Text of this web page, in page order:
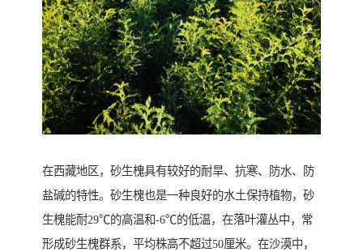
在西藏地区，砂生槐具有较好的耐旱、抗寒、防水、防
盐碱的特性。砂生槐也是一种良好的水土保持植物，砂
生槐能耐29℃的高温和-6℃的低温，在落叶灌丛中，常
形成砂生槐群系，平均株高不超过50厘米。在沙漠中，